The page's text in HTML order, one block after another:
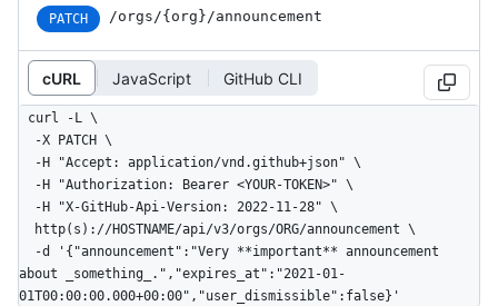
PATCH /orgs/{org}/announcement
cURL JavaScript GitHub CLI
curl -L \
about _something_.","expires_at":"2021-01-
01T00:00:00.000+00:00","user_dismissible":false}'